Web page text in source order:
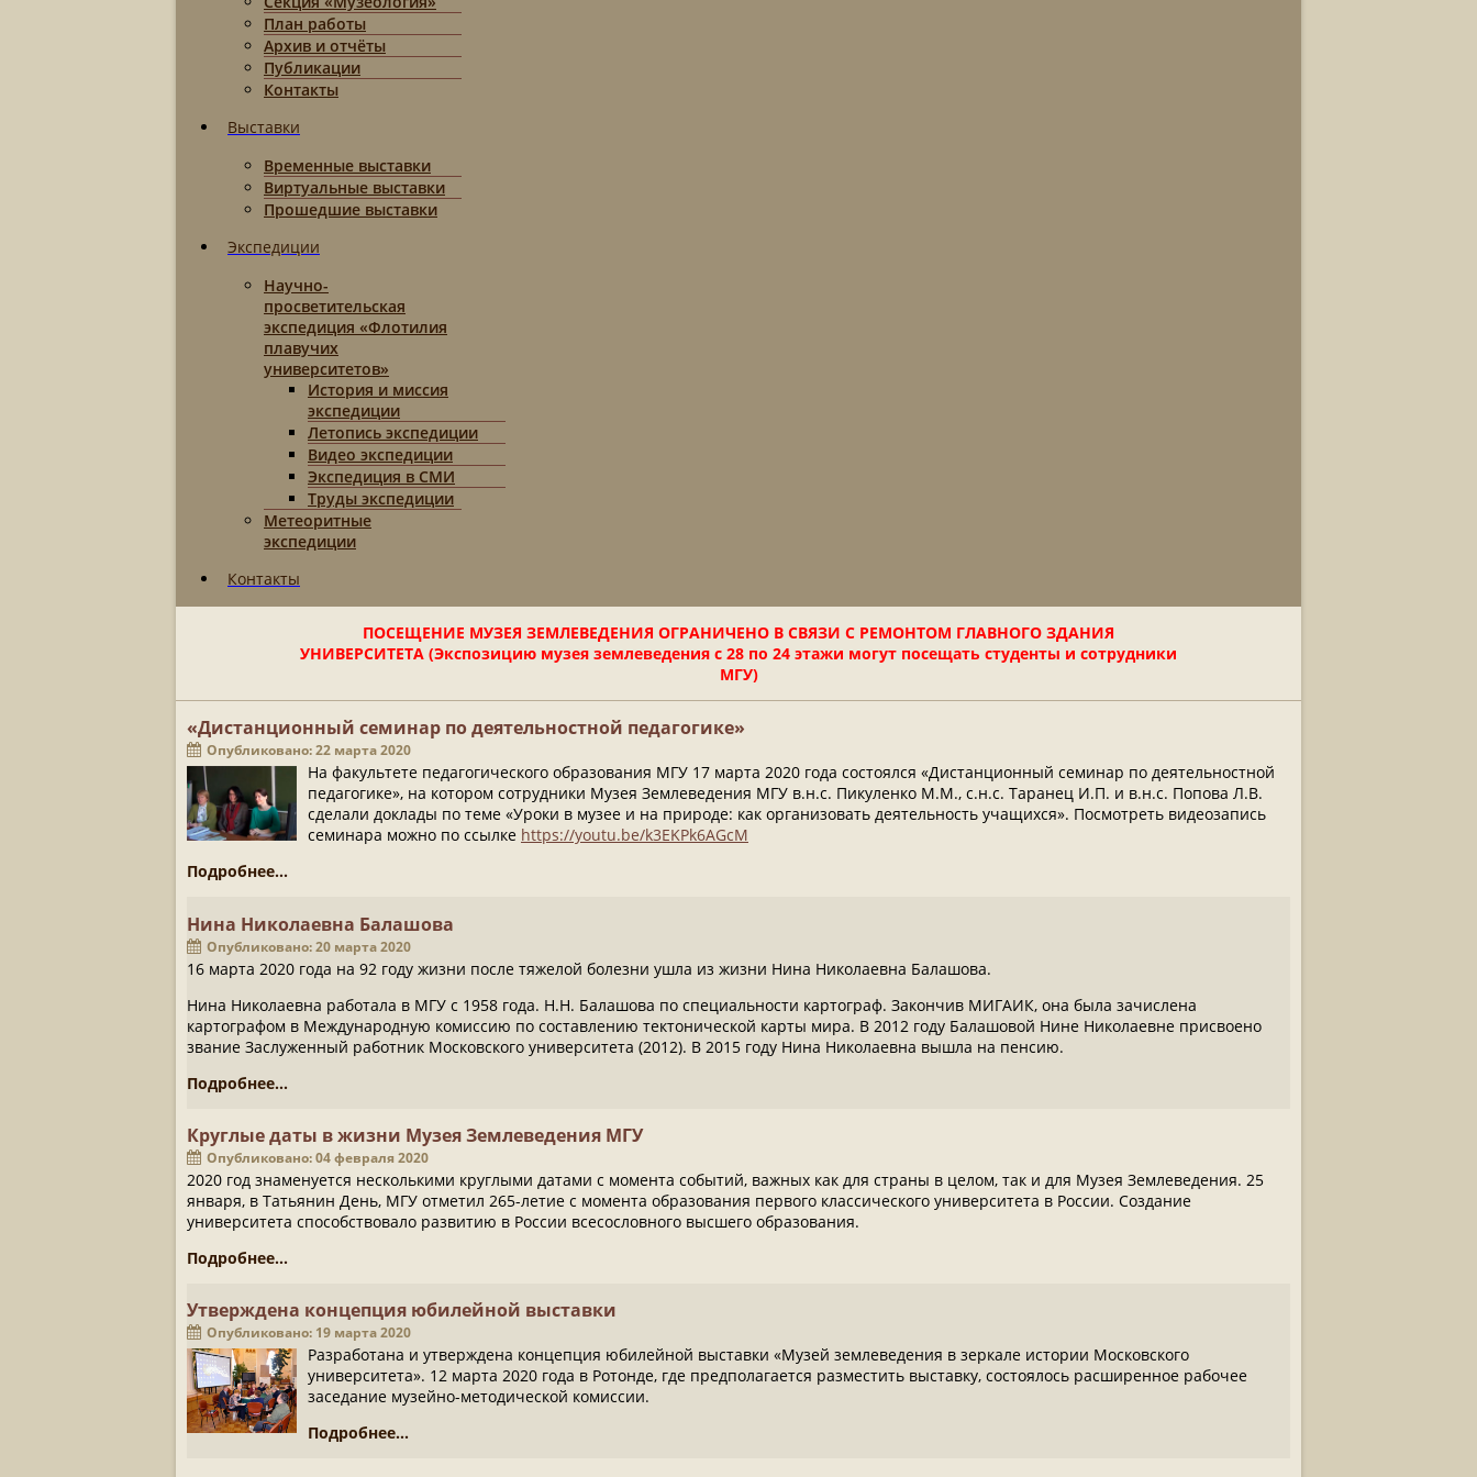
План работы
Архив и отчёты
Публикации
Контакты
Выставки
Временные выставки
Виртуальные выставки
Прошедшие выставки
Экспедиции
Научно-
просветительская
экспедиция «Флотилия
плавучих
университетов»
История и миссия
экспедиции
Летопись экспедиции
Видео экспедиции
Экспедиция в СМИ
Труды экспедиции
Метеоритные
экспедиции
Контакты
ПОСЕЩЕНИЕ МУЗЕЯ ЗЕМЛЕВЕДЕНИЯ ОГРАНИЧЕНО В СВЯЗИ С РЕМОНТОМ ГЛАВНОГО ЗДАНИЯ
УНИВЕРСИТЕТА (Экспозицию музея землеведения с 28 по 24 этажи могут посещать студенты и сотрудники
МГУ)
«Дистанционный семинар по деятельностной педагогике»
Опубликовано: 22 марта 2020
На факультете педагогического образования МГУ 17 марта 2020 года состоялся «Дистанционный семинар по деятельностной
педагогике», на котором сотрудники Музея Землеведения МГУ в.н.с. Пикуленко М.М., с.н.с. Таранец И.П. и в.н.с. Попова Л.В.
сделали доклады по теме «Уроки в музее и на природе: как организовать деятельность учащихся». Посмотреть видеозапись
семинара можно по ссылке https://youtu.be/k3EKPk6AGcM
Подробнее...
Нина Николаевна Балашова
Опубликовано: 20 марта 2020
16 марта 2020 года на 92 году жизни после тяжелой болезни ушла из жизни Нина Николаевна Балашова.
Нина Николаевна работала в МГУ с 1958 года. Н.Н. Балашова по специальности картограф. Закончив МИГАИК, она была зачислена
картографом в Международную комиссию по составлению тектонической карты мира. В 2012 году Балашовой Нине Николаевне присвоено
звание Заслуженный работник Московского университета (2012). В 2015 году Нина Николаевна вышла на пенсию.
Подробнее...
Круглые даты в жизни Музея Землеведения МГУ
Опубликовано: 04 февраля 2020
2020 год знаменуется несколькими круглыми датами с момента событий, важных как для страны в целом, так и для Музея Землеведения. 25
января, в Татьянин День, МГУ отметил 265-летие с момента образования первого классического университета в России. Создание
университета способствовало развитию в России всесословного высшего образования.
Подробнее...
Утверждена концепция юбилейной выставки
Опубликовано: 19 марта 2020
Разработана и утверждена концепция юбилейной выставки «Музей землеведения в зеркале истории Московского
университета». 12 марта 2020 года в Ротонде, где предполагается разместить выставку, состоялось расширенное рабочее
заседание музейно-методической комиссии.
Подробнее...